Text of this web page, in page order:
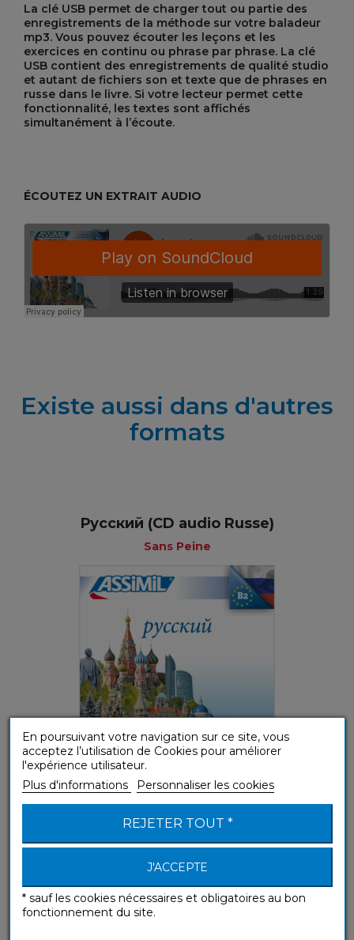
La clé USB permet de charger tout ou partie des
enregistrements de la méthode sur votre baladeur
mp3. Vous pouvez écouter les leçons et les
exercices en continu ou phrase par phrase. La clé
USB contient des enregistrements de qualité studio
et autant de fichiers son et texte que de phrases en
russe dans le livre. Si votre lecteur permet cette
fonctionnalité, les textes sont affichés
simultanément à l’écoute.
ÉCOUTEZ UN EXTRAIT AUDIO
Existe aussi dans d'autres
formats
Русский (CD audio Russe)
Sans Peine
(A1-A2) Débutant ou Faux-débutant
Русский (téléchargement mp3 Russe)
Sans Peine
En poursuivant votre navigation sur ce site, vous
acceptez l’utilisation de Cookies pour améliorer
l'expérience utilisateur.
Plus d'informations
Personnaliser les cookies
REJETER TOUT *
J'ACCEPTE
* sauf les cookies nécessaires et obligatoires au bon
fonctionnement du site.